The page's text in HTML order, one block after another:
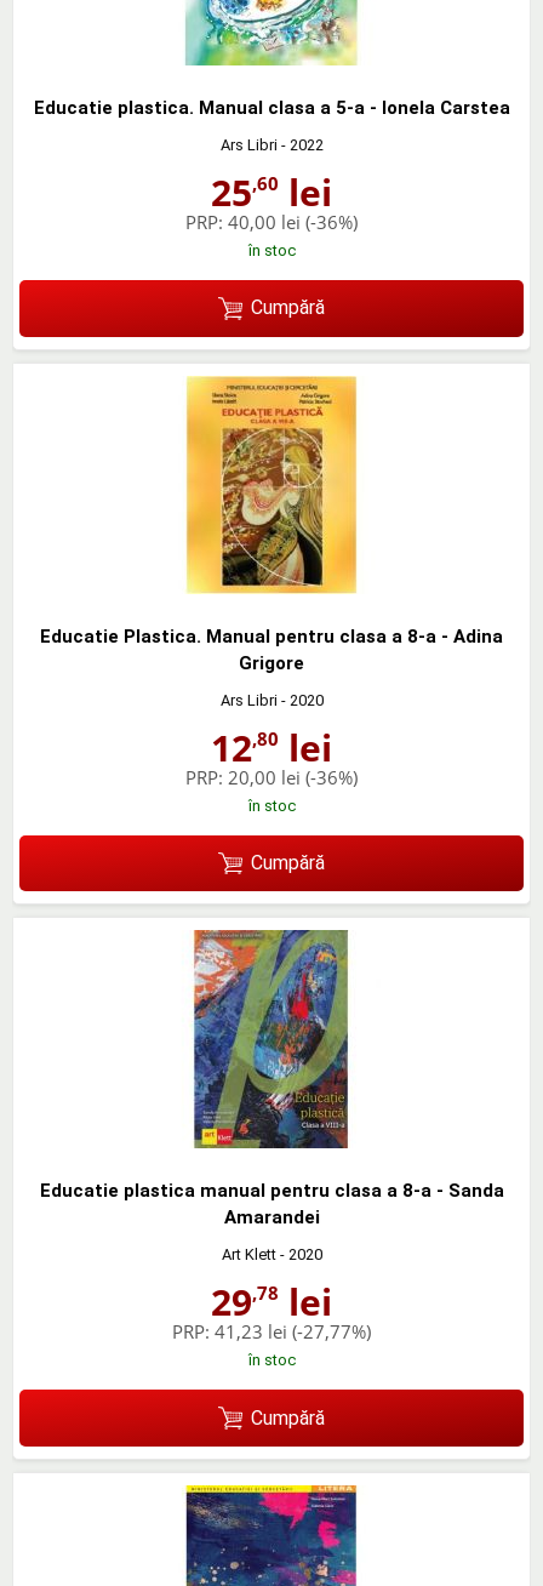
Educatie plastica. Manual clasa a 5-a - Ionela Carstea
Ars Libri- 2022
25,60 lei
PRP: 40,00 lei (-36%)
în stoc
Cumpără
Educatie Plastica. Manual pentru clasa a 8-a - Adina
Grigore
Ars Libri- 2020
12,80 lei
PRP: 20,00 lei (-36%)
în stoc
Cumpără
Educatie plastica manual pentru clasa a 8-a - Sanda
Amarandei
Art Klett- 2020
29,78 lei
PRP: 41,23 lei (-27,77%)
în stoc
Cumpără